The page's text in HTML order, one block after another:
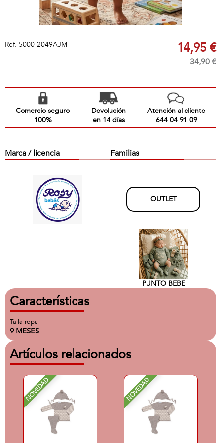
Ref. 5000-2049AJM 14,95 €
34,90 €
Comercio seguro
100%
Devolución
en 14 días
Atención al cliente
644 04 91 09
Marca / licencia Familias
OUTLET
PUNTO BEBE
Características
Talla ropa
9 MESES
Artículos relacionados
NOVEDAD NOVEDAD